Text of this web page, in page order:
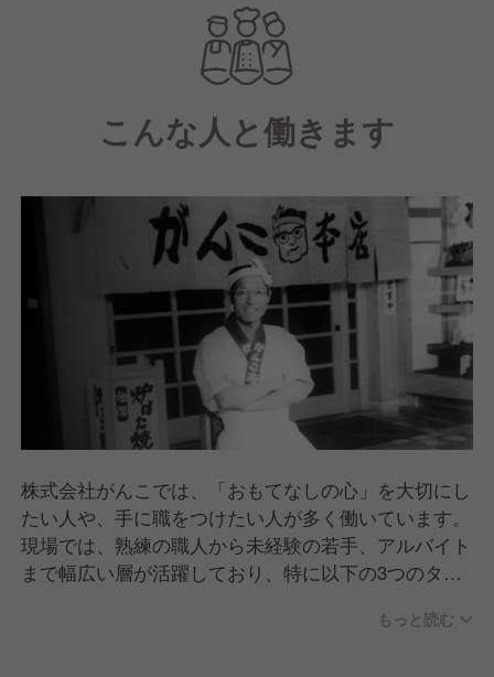
宅を再生した「お屋敷レストラン」の運営や、介護事
業への進出、海外展開など、飲食の枠を超えた幅広い
事業を手掛けているのが特徴です。
こんな人と働きます
株式会社がんこでは、「おもてなしの心」を大切にし
たい人や、手に職をつけたい人が多く働いています。
現場では、熟練の職人から未経験の若手、アルバイト
まで幅広い層が活躍しており、特に以下の3つのタイ
「和」の技術を学びたい人：本格的な寿司や懐石料理
もっと読む